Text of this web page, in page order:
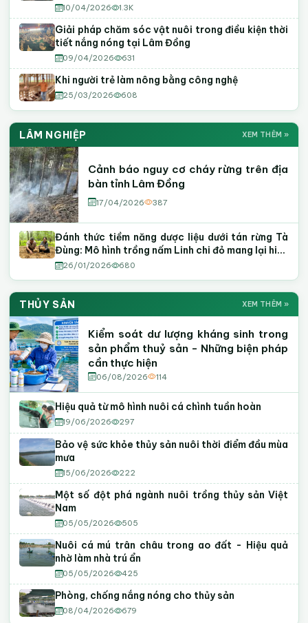
10/04/2026 1.3K
Giải pháp chăm sóc vật nuôi trong điều kiện thời
tiết nắng nóng tại Lâm Đồng
09/04/2026 631
Khi người trẻ làm nông bằng công nghệ
25/03/2026 608
LÂM NGHIỆP XEM THÊM »
Cảnh báo nguy cơ cháy rừng trên địa
bàn tỉnh Lâm Đồng
17/04/2026 387
Đánh thức tiềm năng dược liệu dưới tán rừng Tà
Đùng: Mô hình trồng nấm Linh chi đỏ mang lại hiệu
quả kinh tế cao
26/01/2026 680
THỦY SẢN XEM THÊM »
Kiểm soát dư lượng kháng sinh trong
sản phẩm thuỷ sản - Những biện pháp
cần thực hiện
06/08/2026 114
Hiệu quả từ mô hình nuôi cá chình tuần hoàn
19/06/2026 297
Bảo vệ sức khỏe thủy sản nuôi thời điểm đầu mùa
mưa
15/06/2026 222
Một số đột phá ngành nuôi trồng thủy sản Việt
Nam
05/05/2026 505
Nuôi cá mú trân châu trong ao đất - Hiệu quả
nhờ làm nhà trú ẩn
05/05/2026 425
Phòng, chống nắng nóng cho thủy sản
08/04/2026 679